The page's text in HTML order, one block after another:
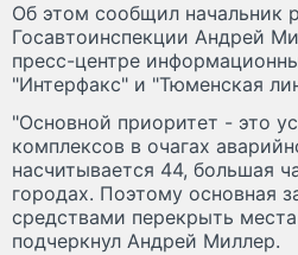
Об этом сообщил начальник
Госавтоинспекции Андрей
пресс-центре
"Интерфакс" и "Тюменская
"Основной приоритет - это
комплексов в очагах
насчитывается 44, большая
городах. Поэтому основная
средствами перекрыть
подчеркнул Андрей Миллер.